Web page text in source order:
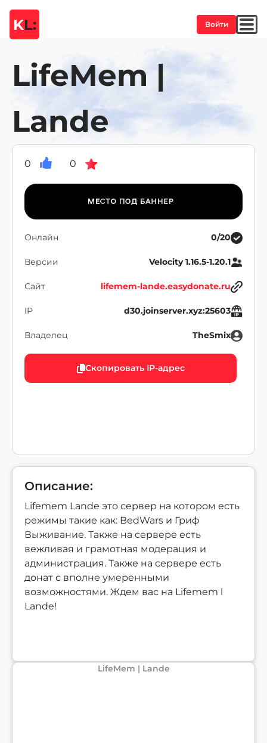
KL: Войти
LifeMem |
Lande
0 0
Онлайн 0/20
Версии Velocity 1.16.5-1.20.1
Сайт lifemem-lande.easydonate.ru
IP d30.joinserver.xyz:25603
Владелец TheSmix
Скопировать IP-адрес
Описание:
Lifemem Lande это сервер на котором есть
режимы такие как: BedWars и Гриф
Выживание. Также на сервере есть
вежливая и грамотная модерация и
администрация. Также на сервере есть
донат с вполне умеренными
возможностями. Ждем вас на Lifemem l
Lande!
LifeMem | Lande